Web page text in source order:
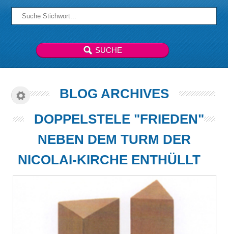
BLOG ARCHIVES
DOPPELSTELE "FRIEDEN"
NEBEN DEM TURM DER
NICOLAI-KIRCHE ENTHÜLLT